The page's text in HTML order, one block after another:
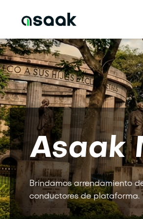
Asaak
Brindamos arrendamiento
conductores de plataforma.